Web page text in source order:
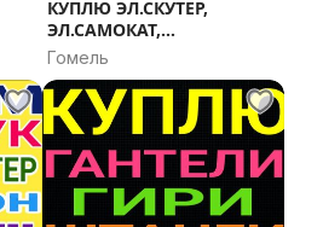
КУПЛЮ ЭЛ.СКУТЕР,
ЭЛ.САМОКАТ,
ЭЛ.ВЕЛОСИПЕД
Гомель